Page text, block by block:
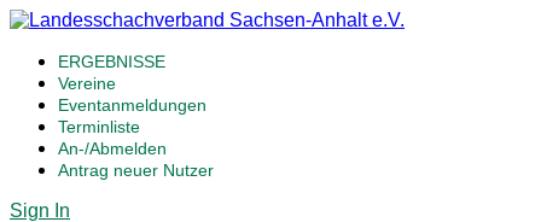
ERGEBNISSE
Vereine
Eventanmeldungen
Terminliste
An-/Abmelden
Antrag neuer Nutzer
Sign In